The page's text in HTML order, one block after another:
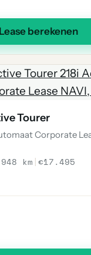
Lease berekenen
Tourer
Corporate
km |€17.495